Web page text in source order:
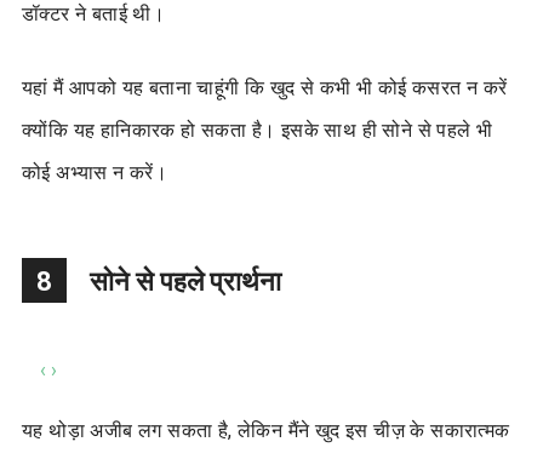
डॉक्टर ने बताई थी।
यहां मैं आपको यह बताना चाहूंगी कि खुद से कभी भी कोई कसरत न करें
क्योंकि यह हानिकारक हो सकता है। इसके साथ ही सोने से पहले भी
कोई अभ्यास न करें।
8 सोने से पहले प्रार्थना
‹ ›
यह थोड़ा अजीब लग सकता है, लेकिन मैंने खुद इस चीज़ के सकारात्मक